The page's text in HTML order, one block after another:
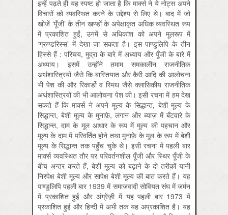
इन्हें पढ़ते ही यह स्पष्ट हो जाता है कि मार्क्स ने ये नोट्स अपने
विचारों को व्यवस्थित करने के उद्देश्य से लिए थे। बाद में जो
खोजें ‘पूँजी’ के तीन खण्डों के अपेक्षाकृत अधिक व्यवस्थित रूप
में प्रकाशित हुईं, उनमें से अधिकांश को अपने मूलरूप में
‘ग्रुण्डरिस्स’ में देखा जा सकता है। इस पाण्डुलिपि के तीन
हिस्से हैं : परिचय, मुद्रा के बारे में अध्याय और पूँजी के बारे में
अध्याय। इसमें उन्होंने तमाम समकालीन राजनीतिक
अर्थशास्त्रियों जैसे कि बास्तियात और कैरी आदि की आलोचना
भी पेश की और रिकार्डो व स्मिथ जैसे क्लासिकीय राजनीतिक
अर्थशास्त्रियों की भी आलोचना पेश की। इसी रचना में हम देख
सकते हैं कि मार्क्स ने अपने मूल्य के सिद्धान्त, बेशी मूल्य के
सिद्धान्त, बेशी मूल्य के मुनाफ़े, लगान और ब्याज़ में बँटवारे के
सिद्धान्त, दाम के मूल आधार के रूप में मूल्य की पहचान और
मूल्य के दाम में परिवर्तित होने तथा मुनाफ़े के मूल के रूप में बेशी
मूल्य के सिद्धान्त तक पहुँच चुके थे। इसी रचना में पहली बार
मार्क्स व्यवस्थित तौर पर परिवर्तनशील पूँजी और स्थिर पूँजी के
बीच अन्तर करते हैं, बेशी मूल्य को बढ़ाने के दो तरीक़ों यानी
निरपेक्ष बेशी मूल्य और सापेक्ष बेशी मूल्य की बात करते हैं। यह
पाण्डुलिपि पहली बार 1939 में समाजवादी सोवियत संघ में जर्मन
में प्रकाशित हुई और अंग्रेज़ी में यह पहली बार 1973 में
प्रकाशित हुई और हिन्दी में अभी तक यह अप्रकाशित है। यह